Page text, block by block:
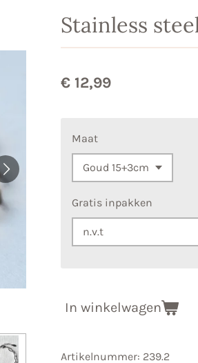
Stainless
€ 12,99
Maat
Gratis inpakken
In winkelwagen
Artikelnummer: 239.2